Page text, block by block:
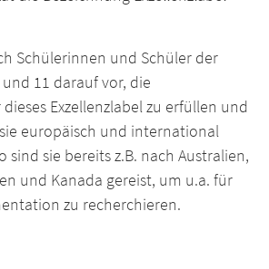
Schülerinnen und Schüler der
11 darauf vor, die
Exzellenzlabel zu erfüllen und
europäisch und international
sind sie bereits z.B. nach Australien,
und Kanada gereist, um u.a. für
zu recherchieren.